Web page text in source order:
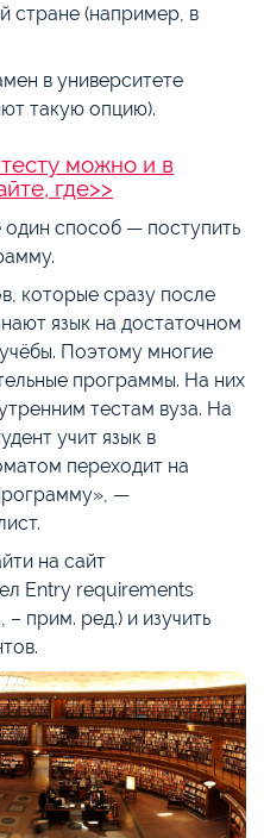
стране (например, в
в университете
такую опцию).
тесту можно и в
где>>
способ — поступить
которые сразу после
язык на достаточном
Поэтому многие
программы. На них
тестам вуза. На
учит язык в
переходит на
—
на сайт
Entry requirements
– прим. ред.) и изучить